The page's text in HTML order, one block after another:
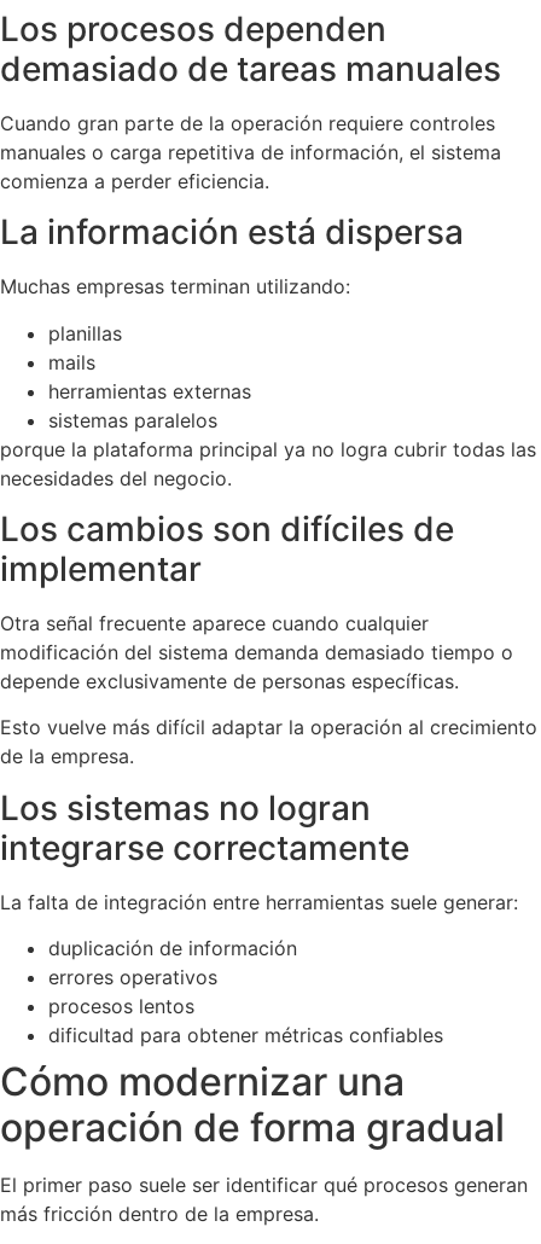
Los procesos dependen
demasiado de tareas manuales
Cuando gran parte de la operación requiere controles
manuales o carga repetitiva de información, el sistema
comienza a perder eficiencia.
La información está dispersa
Muchas empresas terminan utilizando:
planillas
mails
herramientas externas
sistemas paralelos
porque la plataforma principal ya no logra cubrir todas las
necesidades del negocio.
Los cambios son difíciles de
implementar
Otra señal frecuente aparece cuando cualquier
modificación del sistema demanda demasiado tiempo o
depende exclusivamente de personas específicas.
Esto vuelve más difícil adaptar la operación al crecimiento
de la empresa.
Los sistemas no logran
integrarse correctamente
La falta de integración entre herramientas suele generar:
duplicación de información
errores operativos
procesos lentos
dificultad para obtener métricas confiables
Cómo modernizar una
operación de forma gradual
El primer paso suele ser identificar qué procesos generan
más fricción dentro de la empresa.